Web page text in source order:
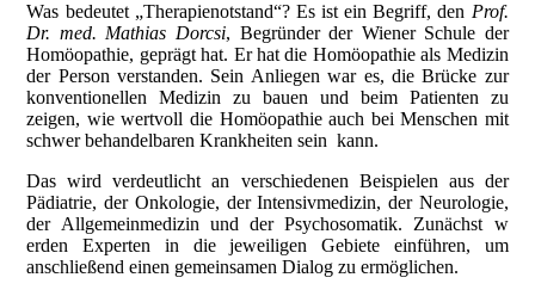
Was bedeutet „Therapienotstand“? Es ist ein Begriff, den Prof.
Dr. med. Mathias Dorcsi, Begründer der Wiener Schule der
Homöopathie, geprägt hat. Er hat die Homöopathie als Medizin
der Person verstanden. Sein Anliegen war es, die Brücke zur
konventionellen Medizin zu bauen und beim Patienten zu
zeigen, wie wertvoll die Homöopathie auch bei Menschen mit
schwer behandelbaren Krankheiten sein kann.
Das wird verdeutlicht an verschiedenen Beispielen aus der
Pädiatrie, der Onkologie, der Intensivmedizin, der Neurologie,
der Allgemeinmedizin und der Psychosomatik. Zunächst w
erden Experten in die jeweiligen Gebiete einführen, um
anschließend einen gemeinsamen Dialog zu ermöglichen.